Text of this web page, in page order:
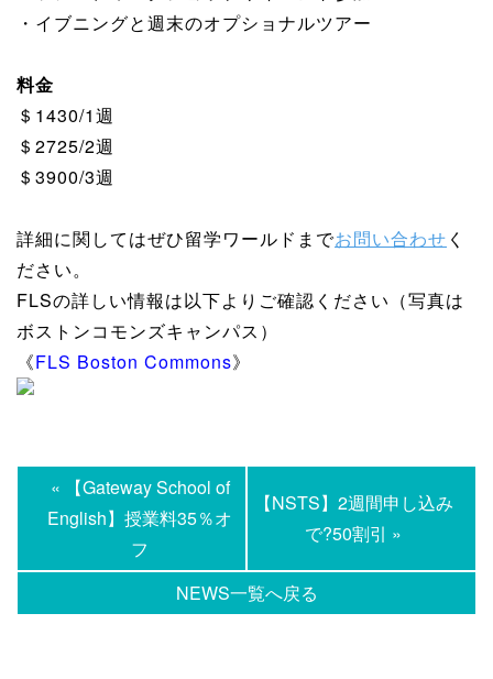
・イブニングと週末のオプショナルツアー
料金
＄1430/1週
＄2725/2週
＄3900/3週
詳細に関してはぜひ留学ワールドまでお問い合わせ く
ださい。
FLSの詳しい情報は以下よりご確認ください（写真は
ボストンコモンズキャンパス）
《FLS Boston Commons》
« 【Gateway School of
English】授業料35％オ
フ
NEWS一覧へ戻る
【NSTS】2週間申し込み
で?50割引 »